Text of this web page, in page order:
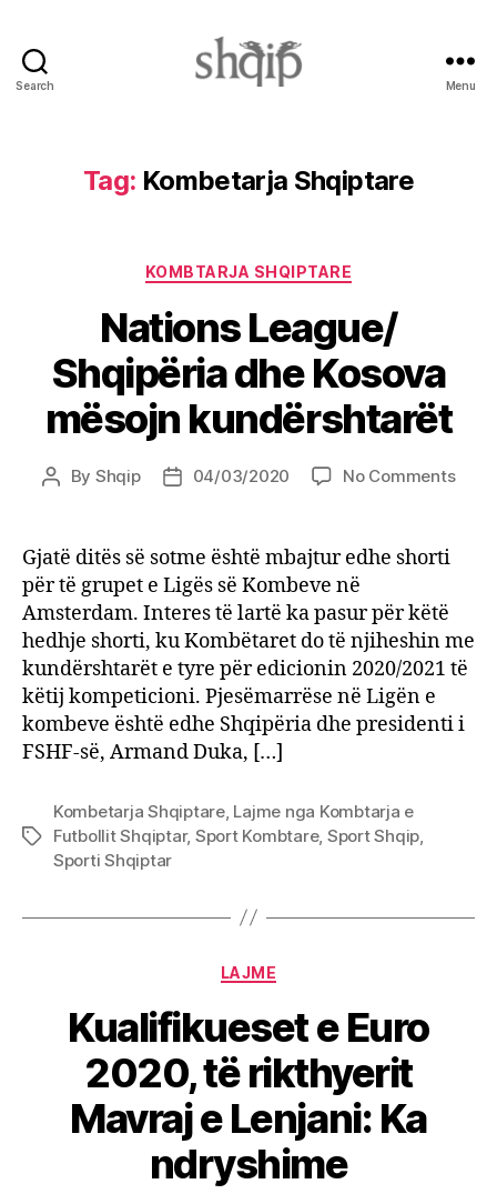
Search Menu
Tag: Kombetarja Shqiptare
Categories
KOMBTARJA SHQIPTARE
Nations League/
Shqipëria dhe Kosova
mësojn kundërshtarët
Post
By Shqip
Post04/03/2020 No Commentson
Gjatë ditës së sotme është mbajtur edhe shorti
për të grupet e Ligës së Kombeve në
Amsterdam. Interes të lartë ka pasur për këtë
hedhje shorti, ku Kombëtaret do të njiheshin me
kundërshtarët e tyre për edicionin 2020/2021 të
këtij kompeticioni. Pjesëmarrëse në Ligën e
kombeve është edhe Shqipëria dhe presidenti i
FSHF-së, Armand Duka, […]
Tags
Kombetarja Shqiptare, Lajme nga Kombtarja e
Futbollit Shqiptar, Sport Kombtare, Sport Shqip
Sporti Shqiptar
Categories
LAJME
Kualifikueset e Euro
2020, të rikthyerit
Mavraj e Lenjani: Ka
ndryshime